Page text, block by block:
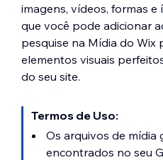
imagens, vídeos, formas
que você pode adicionar
pesquise na Mídia do Wix
elementos visuais
do seu site.
Termos de Uso:
Os arquivos de mídia
encontrados no seu